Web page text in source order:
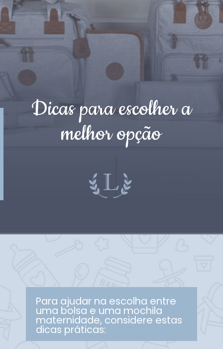
Dicas para escolher a
melhor opção
Para ajudar na escolha entre
uma bolsa e uma mochila
maternidade, considere estas
dicas práticas: